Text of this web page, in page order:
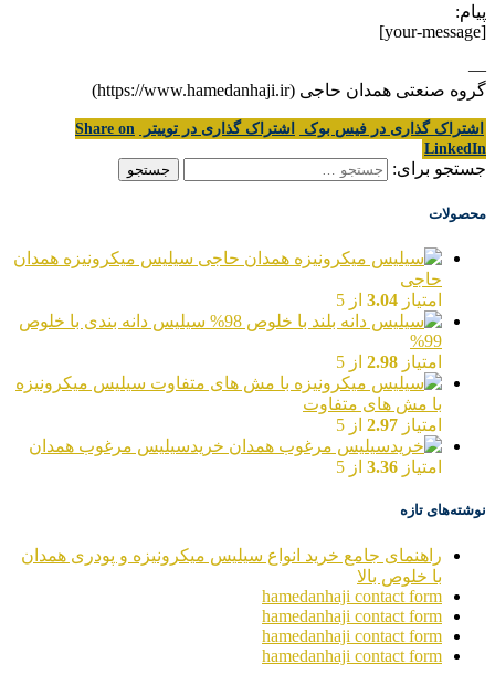
پیام:
[your-message]
—
گروه صنعتی همدان حاجی (https://www.hamedanhaji.ir)
اشتراک گذاری در فیس بوک اشتراک گذاری در توییتر
Share on
LinkedIn
جستجو برای:
محصولات
سیلیس میکرونیزه همدان
حاجی
امتیاز 3.04 از 5
سیلیس دانه بندی با خلوص
99%
امتیاز 2.98 از 5
سیلیس میکرونیزه
با مش های متفاوت
امتیاز 2.97 از 5
خریدسیلیس مرغوب همدان
امتیاز 3.36 از 5
نوشته‌های تازه
راهنمای جامع خرید انواع سیلیس میکرونیزه و پودری همدان
با خلوص بالا
hamedanhaji contact form
hamedanhaji contact form
hamedanhaji contact form
hamedanhaji contact form